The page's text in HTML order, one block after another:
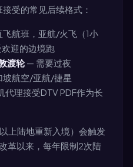
受的常见后续格式：
飞航班，亚航/火飞（1小
迎的边境跑
渡轮— 需要过夜
航空/亚航/捷星
代理接受DTV PDF作为长
上陆地重新入境）会触发
革以来，每年限制2次陆